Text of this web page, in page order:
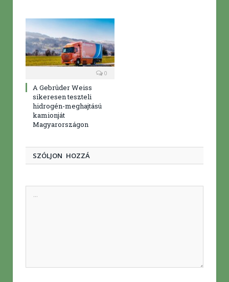
0
A Gebrüder Weiss
sikeresen teszteli
hidrogén-meghajtású
kamionját
Magyarországon
SZÓLJON HOZZÁ